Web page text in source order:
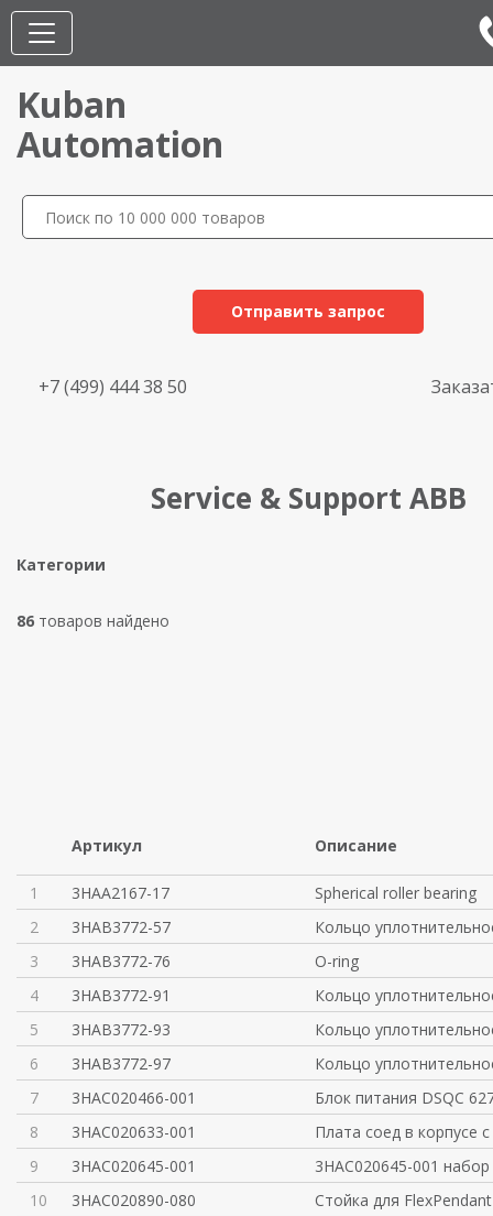
Kuban
Automation
Отправить запрос
+7 (499) 444 38 50
Service & Support ABB
Категории
86 товаров найдено
Артикул Описание
1 3HAA2167-17
Spherical roller bearing
2
3HAB3772-57
Кольцо
3
3HAB3772-76
O-ring
4
3HAB3772-91
Кольцо
5
3HAB3772-93
Кольцо
6
3HAB3772-97
Кольцо
7
3HAC020466-001
Блок питания DSQC
8
3HAC020633-001
Плата соед в корпусе
9
3HAC020645-001
3HAC020645-001
10
3HAC020890-080
Cтойка для